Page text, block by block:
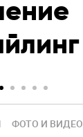
ФОТО И ВИДЕО